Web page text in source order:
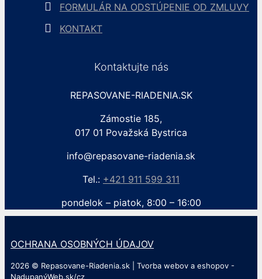
FORMULÁR NA ODSTÚPENIE OD ZMLUVY
KONTAKT
Kontaktujte nás
REPASOVANE-RIADENIA.SK
Zámostie 185,
017 01 Považská Bystrica
info@repasovane-riadenia.sk
Tel.: +421 911 599 311
pondelok – piatok, 8:00 – 16:00
OCHRANA OSOBNÝCH ÚDAJOV
2026 © Repasovane-Riadenia.sk | Tvorba webov a eshopov -
NadupanýWeb.sk/cz